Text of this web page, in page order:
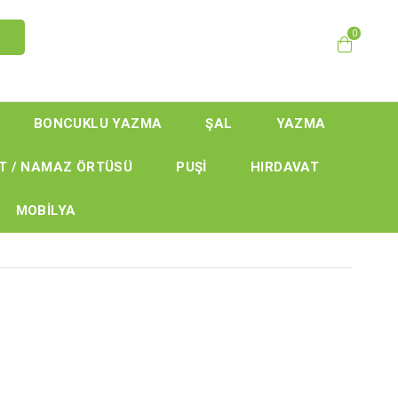
0
BONCUKLU YAZMA ŞAL YAZMA
/ NAMAZ ÖRTÜSÜ PUŞİ HIRDAVAT
MOBİLYA